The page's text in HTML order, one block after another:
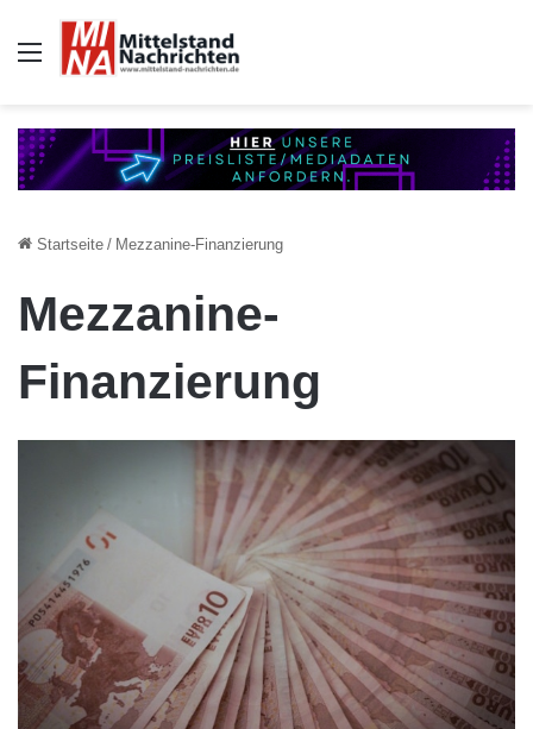
Auswahl
Startseite / Mezzanine-Finanzierung
Mezzanine-
Finanzierung